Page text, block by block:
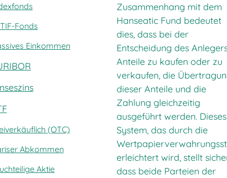
Fonds
Einkommen
(OTC)
Abkommen
Aktie
Zusammenhang mit dem
Hanseatic Fund bedeutet
dies, dass bei der
Entscheidung des
Anteile zu kaufen oder zu
verkaufen, die
dieser Anteile und die
Zahlung gleichzeitig
ausgeführt werden. Dieses
System, das durch die
erleichtert wird, stellt
dass beide Parteien der